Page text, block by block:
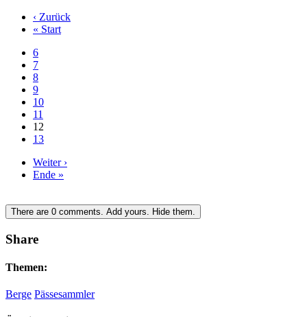
‹ Zurück
« Start
6
7
8
9
10
11
12
13
Weiter ›
Ende »
There are 0 comments. Add yours. Hide them.
Share
Themen:
Berge Pässesammler